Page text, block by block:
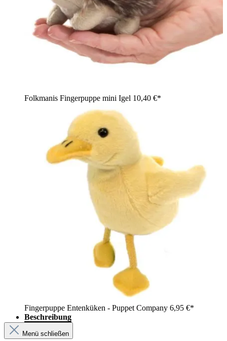
Folkmanis Fingerpuppe mini Igel 10,40 €*
Fingerpuppe Entenküken - Puppet Company 6,95 €*
Beschreibung
Menü schließen